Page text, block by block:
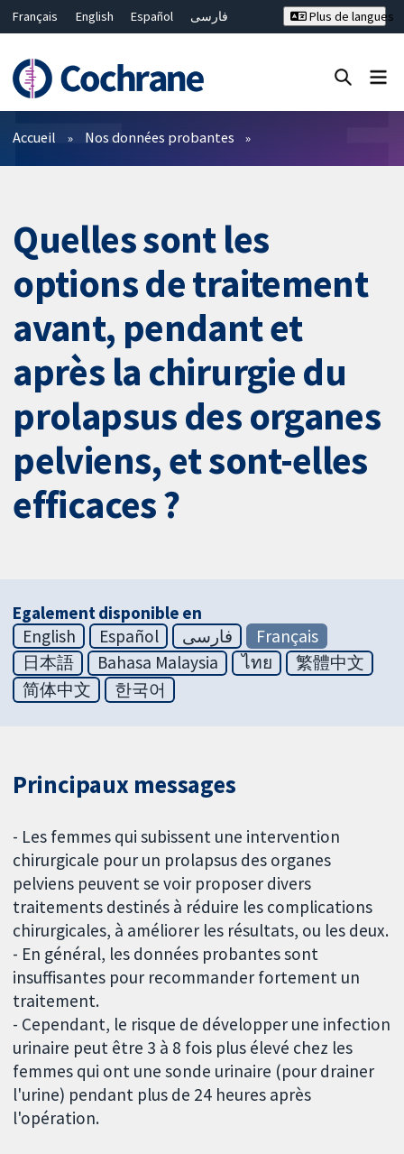
Français English Español
فارسی
Bahasa Malaysia
ไทย
繁體中文
简体中文
Plus de langues
Filtres
Accueil Nos données probantes
Quelles sont les
options de traitement
avant, pendant et
après la chirurgie du
prolapsus des organes
pelviens, et sont-elles
efficaces ?
Egalement disponible en
English
Español فارسی
Français
日本語
Bahasa Malaysia ไทย
繁體中文
简体中文
한국어
Principaux messages
- Les femmes qui subissent une intervention
chirurgicale pour un prolapsus des organes
pelviens peuvent se voir proposer divers
traitements destinés à réduire les complications
chirurgicales, à améliorer les résultats, ou les deux.
- En général, les données probantes sont
insuffisantes pour recommander fortement un
traitement.
- Cependant, le risque de développer une infection
urinaire peut être 3 à 8 fois plus élevé chez les
femmes qui ont une sonde urinaire (pour drainer
l'urine) pendant plus de 24 heures après
l'opération.